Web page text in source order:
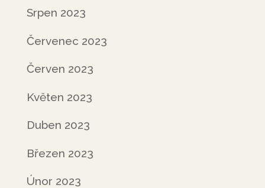
Srpen 2023
Červenec 2023
Červen 2023
Květen 2023
Duben 2023
Březen 2023
Únor 2023